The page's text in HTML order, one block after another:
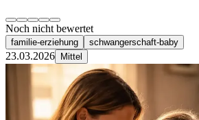
Noch nicht bewertet
familie-erziehung schwangerschaft-baby
23.03.2026 Mittel